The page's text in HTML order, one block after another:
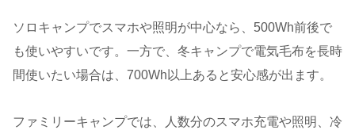
ソロキャンプでスマホや照明が中心なら、500Wh前後で
も使いやすいです。一方で、冬キャンプで電気毛布を長時
間使いたい場合は、700Wh以上あると安心感が出ます。
ファミリーキャンプでは、人数分のスマホ充電や照明、冷